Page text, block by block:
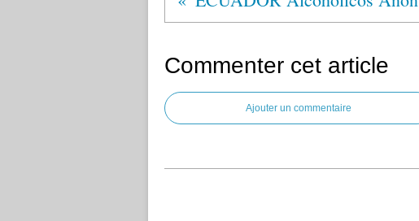
Commenter cet article
Ajouter un commentaire